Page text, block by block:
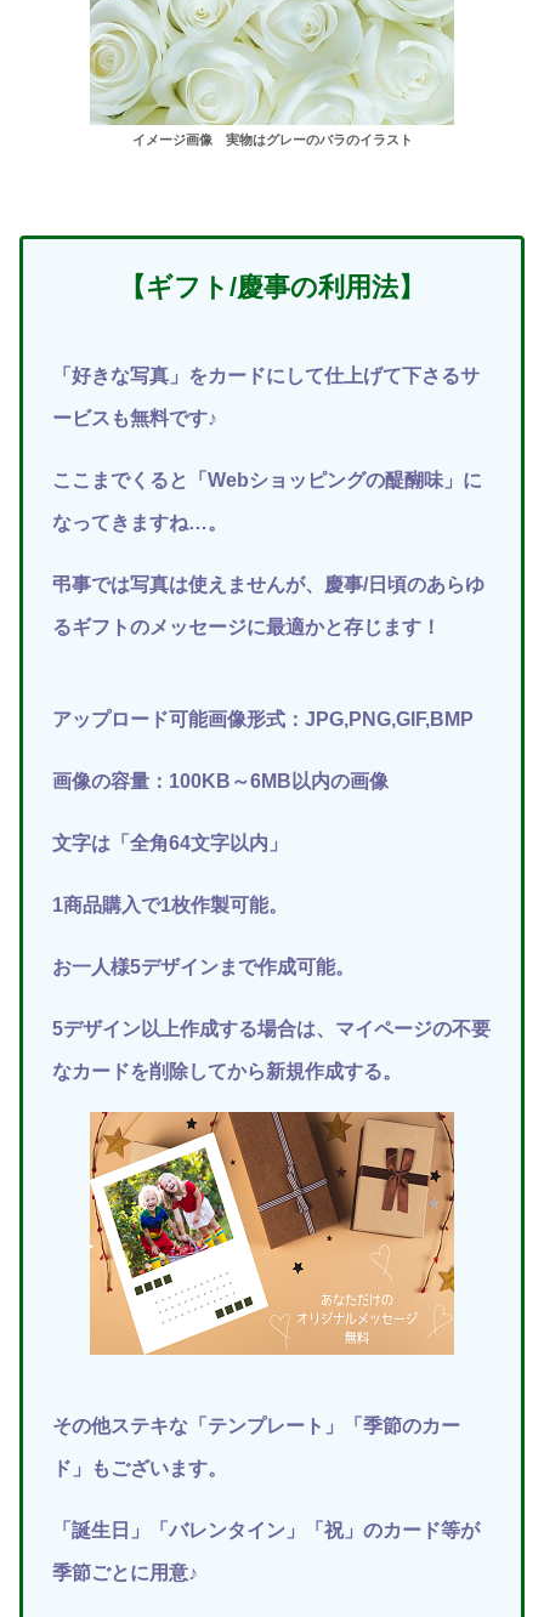
イメージ画像 実物はグレーのバラのイラスト
【ギフト/慶事の利用法】
「好きな写真」をカードにして仕上げて下さるサ
ービスも無料です♪
ここまでくると「Webショッピングの醍醐味」に
なってきますね…。
弔事では写真は使えませんが、慶事/日頃のあらゆ
るギフトのメッセージに最適かと存じます！
アップロード可能画像形式：JPG,PNG,GIF,BMP
画像の容量：100KB～6MB以内の画像
文字は「全角64文字以内」
1商品購入で1枚作製可能。
お一人様5デザインまで作成可能。
5デザイン以上作成する場合は、マイページの不要
なカードを削除してから新規作成する。
その他ステキな「テンプレート」「季節のカー
ド」もございます。
「誕生日」「バレンタイン」「祝」のカード等が
季節ごとに用意♪